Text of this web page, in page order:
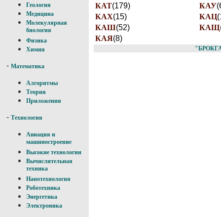
Геология
Медицина
Молекулярная
биология
Физика
Химия
- Математика
Алгоритмы
Теория
Приложения
- Технология
Авиация и
машиностроение
Высокие технологии
Вычислительная
техника
Нанотехнология
Роботехника
Энергетика
Электроника
КАТ(179) КАУ
КАХ(15) КАЦ
КАШ(52) КАЩ
КАЯ(8)